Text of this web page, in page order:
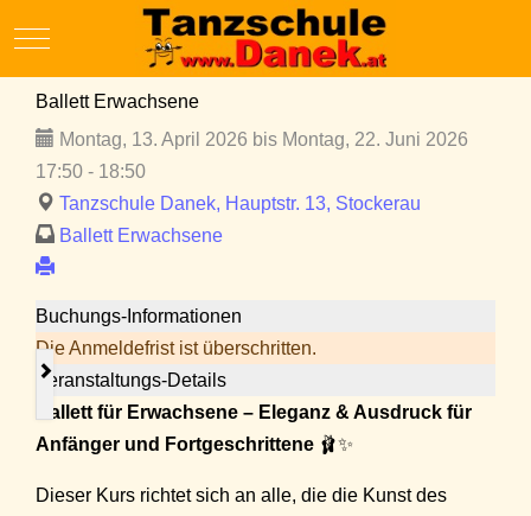
Mobile Menu Toggle
Ballett Erwachsene
Montag, 13. April 2026 bis Montag, 22. Juni 2026
17:50 - 18:50
Tanzschule Danek, Hauptstr. 13, Stockerau
Ballett Erwachsene
Buchungs-Informationen
Die Anmeldefrist ist überschritten.
Veranstaltungs-Details
Ballett für Erwachsene – Eleganz & Ausdruck für
Anfänger und Fortgeschrittene 🩰✨
Dieser Kurs richtet sich an alle, die die Kunst des